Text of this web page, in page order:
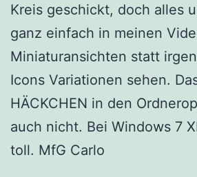
Kreis geschickt, doch alles
ganz einfach in meinen
Miniaturansichten statt
Icons Variationen sehen.
HÄCKCHEN in den
auch nicht. Bei Windows 7
toll. MfG Carlo